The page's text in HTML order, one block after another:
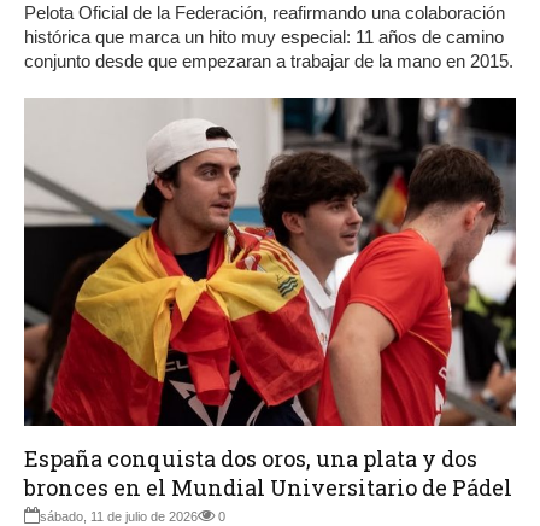
Pelota Oficial de la Federación, reafirmando una colaboración
histórica que marca un hito muy especial: 11 años de camino
conjunto desde que empezaran a trabajar de la mano en 2015.
España conquista dos oros, una plata y dos
bronces en el Mundial Universitario de Pádel
sábado, 11 de julio de 2026 0